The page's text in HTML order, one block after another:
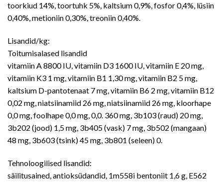
toorkiud 14%, toortuhk 5%, kaltsium 0,9%, fosfor 0,4%, lüsiin
0,40%, metioniin 0,30%, treoniin 0,40%.
Lisandid/kg:
Toitumisalased lisandid
vitamiin A 8800 IU, vitamiin D3 1600 IU, vitamiin E 20 mg,
vitamiin K3 1 mg, vitamiin B1 1,30 mg, vitamiin B2 5 mg,
kaltsium D-pantotenaat 7 mg, vitamiin B6 2 mg, vitamiin B12
0,02 mg, niatsiinamiid 26 mg, niatsiinamiid 26 mg, kloorhape
0,0 mg, foolhape 0,0 mg, 0,0. 360 mg, 3b103 (raud) 20 mg,
3b202 (jood) 1,5 mg, 3b405 (vask) 7 mg, 3b502 (mangaan)
48 mg, 3b603 (tsink) 45 mg, 3b801 (seleen) 0.
Tehnoloogilised lisandid:
säilitusained, antioksüdandid, 1m558i bentoniit 1,6 g, E562